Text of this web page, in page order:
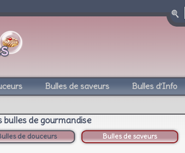
Bulles de saveurs Bulles d’Info
bulles de gourmandise
de douceurs Bulles de saveurs